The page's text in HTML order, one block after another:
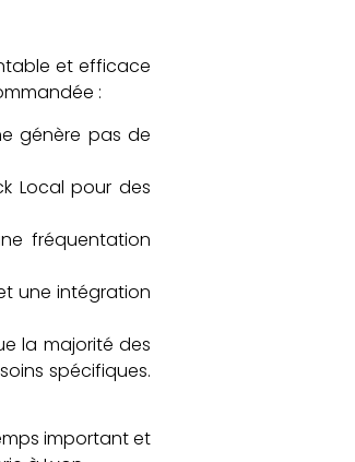
et efficace
:
génère pas de
Local pour des
fréquentation
une intégration
la majorité des
spécifiques.
important et